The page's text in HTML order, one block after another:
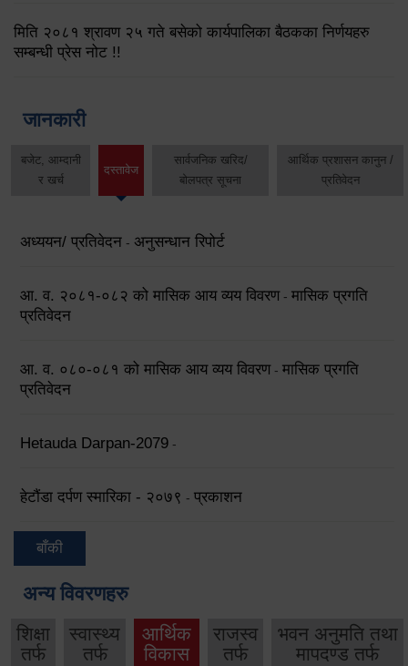
मिति २०८१ श्रावण २५ गते बसेको कार्यपालिका बैठकका निर्णयहरु
सम्बन्धी प्रेस नोट !!
जानकारी
बजेट, आम्दानी
र खर्च
दस्तावेज
सार्वजनिक खरिद/
बोलपत्र सूचना
आर्थिक प्रशासन कानुन /
प्रतिवेदन
अध्ययन/ प्रतिवेदन - अनुसन्धान रिपोर्ट
आ. व. २०८१-०८२ को मासिक आय व्यय विवरण - मासिक प्रगति
प्रतिवेदन
आ. व. ०८०-०८१ को मासिक आय व्यय विवरण - मासिक प्रगति
प्रतिवेदन
Hetauda Darpan-2079 -
हेटौंडा दर्पण स्मारिका - २०७९ - प्रकाशन
बाँकी
अन्य विवरणहरु
शिक्षा
तर्फ
स्वास्थ्य
तर्फ
आर्थिक
विकास
राजस्व
तर्फ
भवन अनुमति तथा
मापदण्ड तर्फ